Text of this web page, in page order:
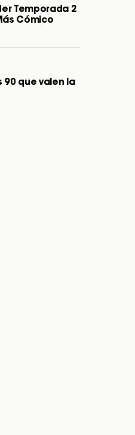
Temporada 2
Cómico
90 que valen la